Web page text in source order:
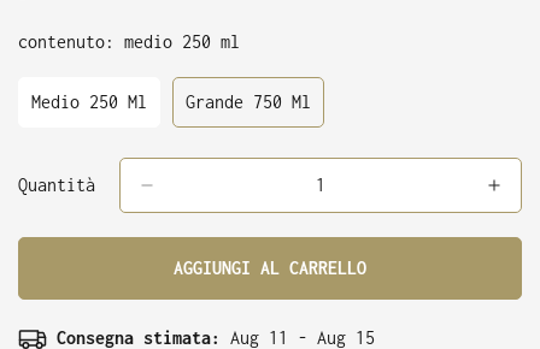
contenuto: medio 250 ml
Medio 250 Ml
Variant
Or
Unavailable
Grande 750 Ml
Variant
Out
Unavailable
Quantità
AGGIUNGI AL CARRELLO
Consegna stimata: Aug 11 - Aug 15